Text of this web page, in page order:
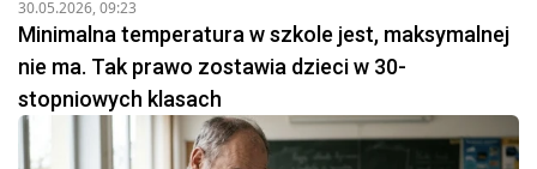
30.05.2026, 09:23
Minimalna temperatura w szkole jest, maksymalnej
nie ma. Tak prawo zostawia dzieci w 30-
stopniowych klasach